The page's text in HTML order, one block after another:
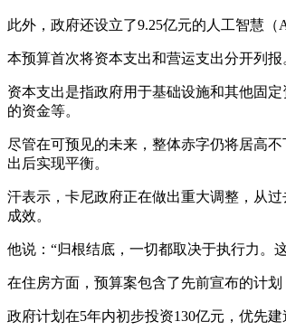
此外，政府还设立了9.25亿元的人工智慧
本预算首次将资本支出和营运支出分开列报
资本支出是指政府用于基础设施和其他固
的资金等。
尽管在可预见的未来，整体赤字仍将居高
出后实现平衡。
汗表示，卡尼政府正在做出重大调整，从
成效。
他说：“归根结底，一切都取决于执行力。
在住房方面，预算案包含了先前宣布的计划
政府计划在5年内初步投资130亿元，优先